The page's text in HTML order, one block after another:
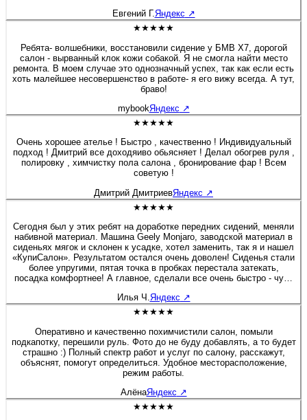
перешивом и модернизацией салона, детейлингом, то обязательно
обращусь в данную компанию. Алексей спасибо Вам и
Евгений Г.Яндекс ↗
★★★★★
Ребята- волшебники, восстановили сидение у БМВ Х7, дорогой
салон - вырванный клок кожи собакой. Я не смогла найти место
ремонта. В моем случае это однозначный успех, так как если есть
хоть малейшее несовершенство в работе- я его вижу всегда. А тут,
браво!
mybookЯндекс ↗
★★★★★
Очень хорошее ателье ! Быстро , качественно ! Индивидуальный
подход ! Дмитрий все доходяиво обьясняет ! Делал обогрев руля ,
полировку , химчистку пола салона , бронирование фар ! Всем
советую !
Дмитрий ДмитриевЯндекс ↗
★★★★★
Сегодня был у этих ребят на доработке передних сидений, меняли
набивной материал. Машина Geely Monjaro, заводской материал в
сиденьях мягок и склонен к усадке, хотел заменить, так я и нашел
«КупиСалон». Результатом остался очень доволен! Сиденья стали
более упругими, пятая точка в пробках перестала затекать,
посадка комфортнее! А главное, сделали все очень быстро - чуть
короткая экскурсия по производственным цехам. Действительно
люди «болеют» своим делом, а это редкость! Очень приятная
останавливаться на достигнутом, професстонального и
технологического роста! Молодцы! 👍
Илья Ч.Яндекс ↗
★★★★★
Оперативно и качественно похимчистили салон, помыли
подкапотку, перешили руль. Фото до не буду добавлять, а то будет
страшно :) Полный спектр работ и услуг по салону, расскажут,
объяснят, помогут определиться. Удобное месторасположение,
режим работы.
АлёнаЯндекс ↗
★★★★★